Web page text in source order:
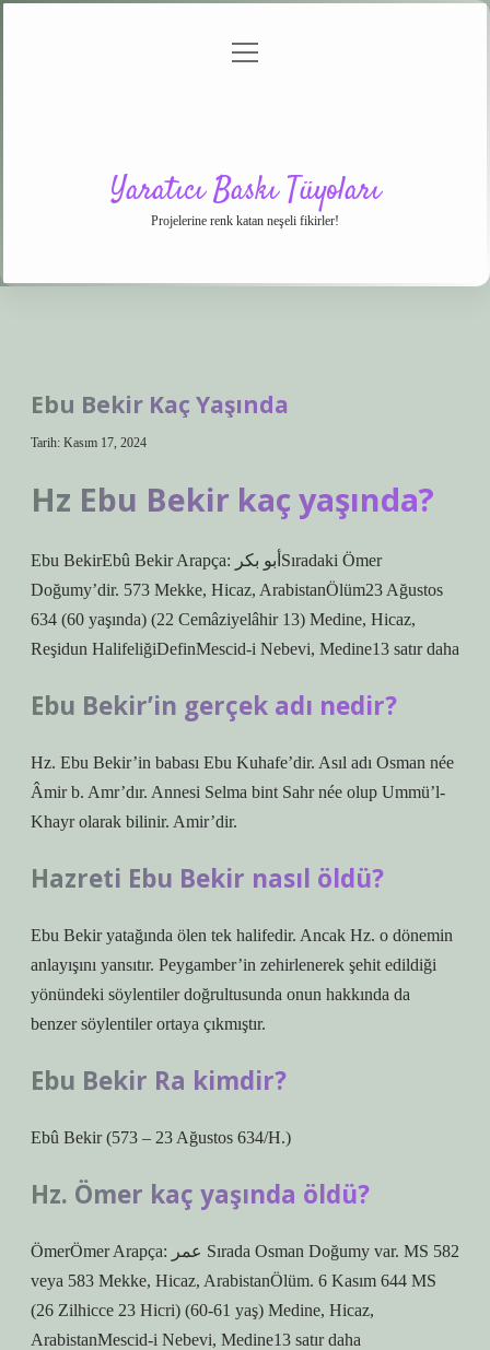
menüyü
Yaratıcı Baskı Tüyoları
Projelerine renk katan neşeli fikirler!
Ebu Bekir Kaç Yaşında
Tarih: Kasım 17, 2024
Hz Ebu Bekir kaç yaşında?
Ebu BekirEbû Bekir Arapça: أبو بكرSıradaki Ömer
Doğumy’dir. 573 Mekke, Hicaz, ArabistanÖlüm23 Ağustos
634 (60 yaşında) (22 Cemâziyelâhir 13) Medine, Hicaz,
Reşidun HalifeliğiDefinMescid-i Nebevi, Medine13 satır daha
Ebu Bekir’in gerçek adı nedir?
Hz. Ebu Bekir’in babası Ebu Kuhafe’dir. Asıl adı Osman née
Âmir b. Amr’dır. Annesi Selma bint Sahr née olup Ummü’l-
Khayr olarak bilinir. Amir’dir.
Hazreti Ebu Bekir nasıl öldü?
Ebu Bekir yatağında ölen tek halifedir. Ancak Hz. o dönemin
anlayışını yansıtır. Peygamber’in zehirlenerek şehit edildiği
yönündeki söylentiler doğrultusunda onun hakkında da
benzer söylentiler ortaya çıkmıştır.
Ebu Bekir Ra kimdir?
Ebû Bekir (573 – 23 Ağustos 634/H.)
Hz. Ömer kaç yaşında öldü?
ÖmerÖmer Arapça: عمر Sırada Osman Doğumy var. MS 582
veya 583 Mekke, Hicaz, ArabistanÖlüm. 6 Kasım 644 MS
(26 Zilhicce 23 Hicri) (60-61 yaş) Medine, Hicaz,
ArabistanMescid-i Nebevi, Medine13 satır daha